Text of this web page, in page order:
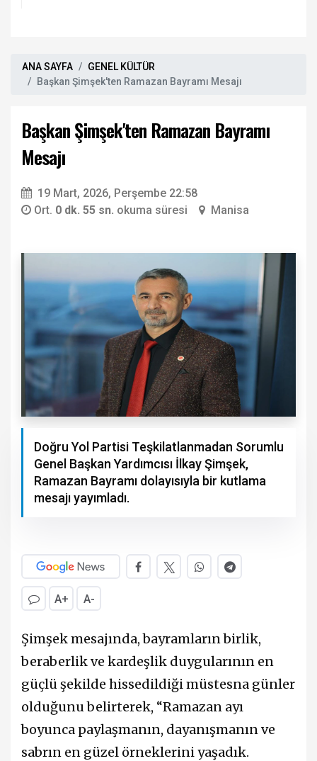
ANA SAYFA
GENEL KÜLTÜR
Başkan Şimşek'ten Ramazan Bayramı Mesajı
Başkan Şimşek'ten Ramazan Bayramı
Mesajı
19 Mart, 2026, Perşembe 22:58
Ort. 0 dk. 55 sn. okuma süresi Manisa
Doğru Yol Partisi Teşkilatlanmadan Sorumlu
Genel Başkan Yardımcısı İlkay Şimşek,
Ramazan Bayramı dolayısıyla bir kutlama
mesajı yayımladı.
A+ A-
Şimşek mesajında, bayramların birlik,
beraberlik ve kardeşlik duygularının en
güçlü şekilde hissedildiği müstesna günler
olduğunu belirterek, “Ramazan ayı
boyunca paylaşmanın, dayanışmanın ve
sabrın en güzel örneklerini yaşadık.